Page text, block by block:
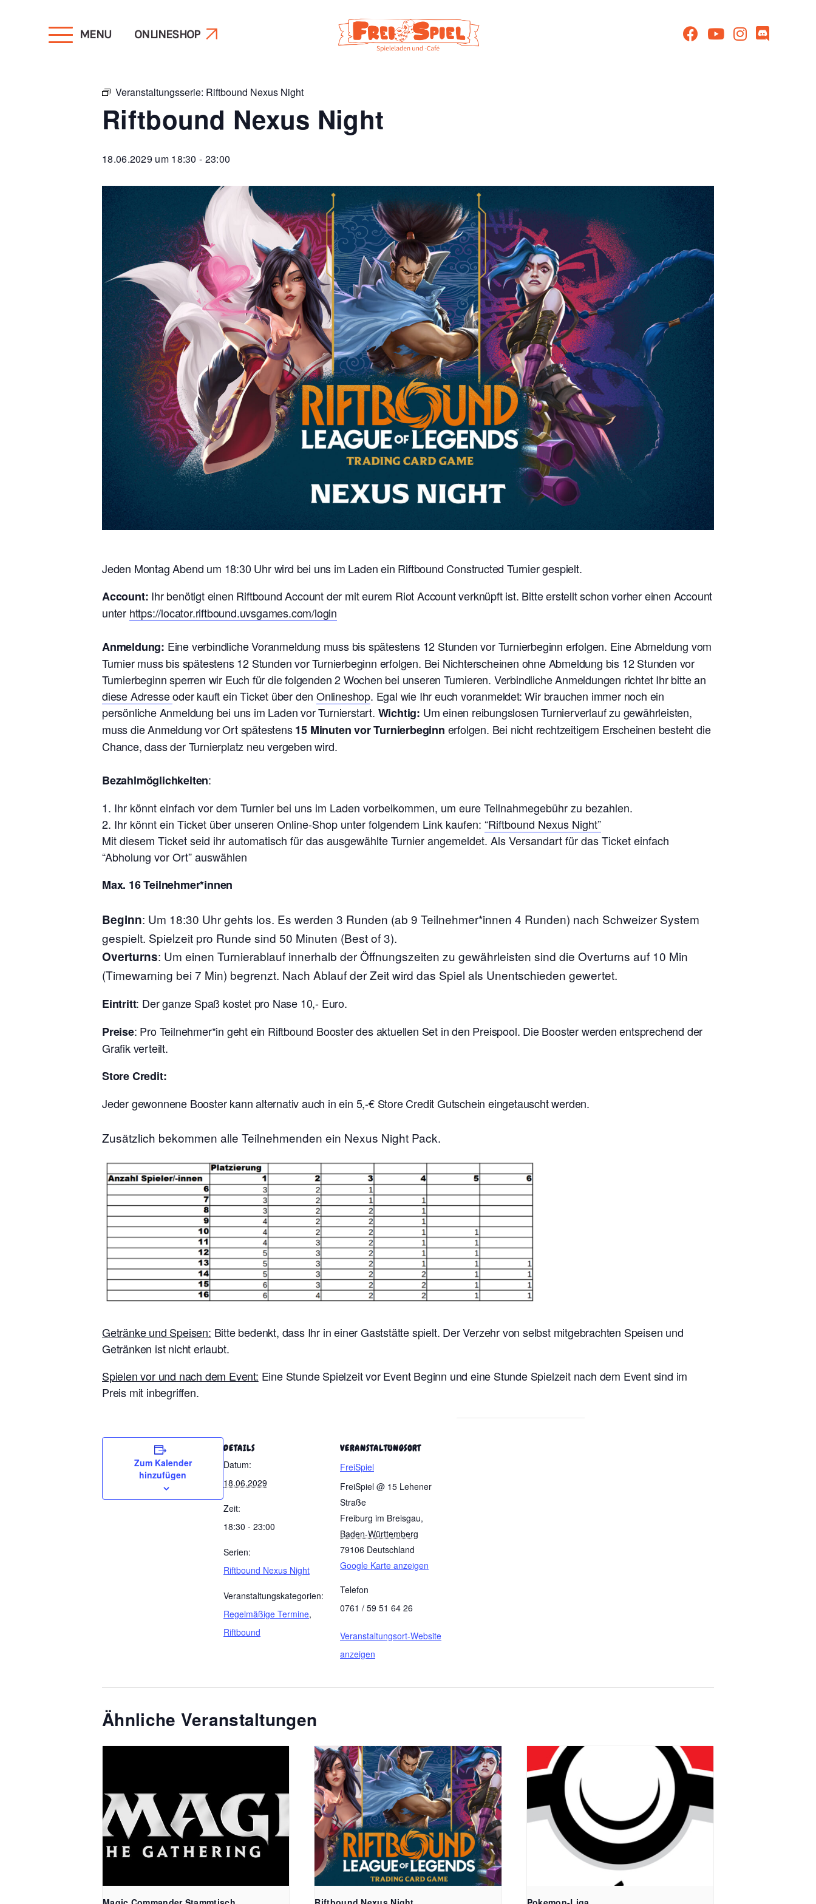
MENU ONLINESHOP
FreiSpiel
Lehener Straße 15, 79106 Freiburg
Veranstaltungsserie: Riftbound Nexus Night
Riftbound Nexus Night
18.06.2029 um 18:30 - 23:00
Jeden Montag Abend um 18:30 Uhr wird bei uns im Laden ein Riftbound Constructed Turnier gespielt.
Account: Ihr benötigt einen Riftbound Account der mit eurem Riot Account verknüpft ist. Bitte erstellt schon vorher einen Account
unter https://locator.riftbound.uvsgames.com/login
Anmeldung: Eine verbindliche Voranmeldung muss bis spätestens 12 Stunden vor Turnierbeginn erfolgen. Eine Abmeldung vom
Turnier muss bis spätestens 12 Stunden vor Turnierbeginn erfolgen. Bei Nichterscheinen ohne Abmeldung bis 12 Stunden vor
Turnierbeginn sperren wir Euch für die folgenden 2 Wochen bei unseren Turnieren. Verbindliche Anmeldungen richtet Ihr bitte an
diese Adresseoder kauft ein Ticket über denOnlineshop. Egal wie Ihr euch voranmeldet: Wir brauchen immer noch ein
persönliche Anmeldung bei uns im Laden vor Turnierstart. Wichtig: Um einen reibungslosen Turnierverlauf zu gewährleisten,
muss die Anmeldung vor Ort spätestens15 Minuten vor Turnierbeginn erfolgen. Bei nicht rechtzeitigem Erscheinen besteht die
Chance, dass der Turnierplatz neu vergeben wird.
Bezahlmöglichkeiten:
Ihr könnt einfach vor dem Turnier bei uns im Laden vorbeikommen, um eure Teilnahmegebühr zu bezahlen.
Ihr könnt ein Ticket über unseren Online-Shop unter folgendem Link kaufen: “Riftbound Nexus Night”
Mit diesem Ticket seid ihr automatisch für das ausgewählte Turnier angemeldet. Als Versandart für das Ticket einfach
“Abholung vor Ort” auswählen
Max. 16 Teilnehmer*innen
Beginn: Um 18:30 Uhr gehts los. Es werden 3 Runden (ab 9 Teilnehmer*innen 4 Runden) nach Schweizer System
gespielt. Spielzeit pro Runde sind 50 Minuten (Best of 3).
Overturns: Um einen Turnierablauf innerhalb der Öffnungszeiten zu gewährleisten sind die Overturns auf 10 Min
(Timewarning bei 7 Min) begrenzt. Nach Ablauf der Zeit wird das Spiel als Unentschieden gewertet.
Eintritt: Der ganze Spaß kostet pro Nase 10,- Euro.
Preise: Pro Teilnehmer*in geht ein Riftbound Booster des aktuellen Set in den Preispool. Die Booster werden entsprechend der
Grafik verteilt.
Store Credit:
Jeder gewonnene Booster kann alternativ auch in ein 5,-€ Store Credit Gutschein eingetauscht werden.
Zusätzlich bekommen alle Teilnehmenden ein Nexus Night Pack.
Getränke und Speisen: Bitte bedenkt, dass Ihr in einer Gaststätte spielt. Der Verzehr von selbst mitgebrachten Speisen und
Getränken ist nicht erlaubt.
Spielen vor und nach dem Event: Eine Stunde Spielzeit vor Event Beginn und eine Stunde Spielzeit nach dem Event sind im
Preis mit inbegriffen.
Zum Kalender
hinzufügen
DETAILS
Datum:
18.06.2029
Zeit:
18:30 - 23:00
Serien:
Riftbound Nexus Night
Veranstaltungskategorien:
Regelmäßige Termine,
Riftbound
VERANSTALTUNGSORT
FreiSpiel
FreiSpiel @ 15 Lehener
Straße
Freiburg im Breisgau,
Baden-Württemberg
79106 Deutschland
Google Karte anzeigen
Telefon
0761 / 59 51 64 26
Veranstaltungsort-Website
anzeigen
Ähnliche Veranstaltungen